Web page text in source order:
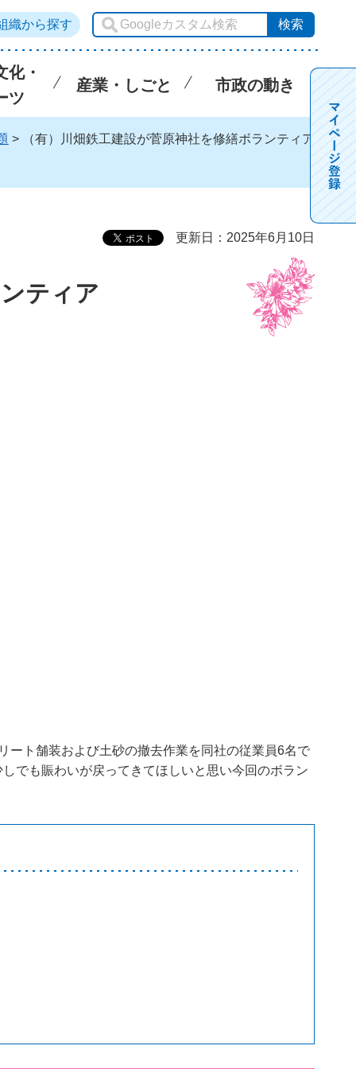
織から探す
化・
ツ
産業・しごと 市政の動き
> （有）川畑鉄工建設が菅原神社を修繕ボランティア
更新日：2025年6月10日
ティア
ート舗装および土砂の撤去作業を同社の従業員6名で
でも賑わいが戻ってきてほしいと思い今回のボラン